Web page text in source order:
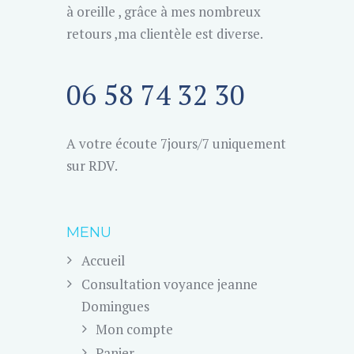
à oreille , grâce à mes nombreux
retours ,ma clientèle est diverse.
06 58 74 32 30
A votre écoute 7jours/7 uniquement
sur RDV.
MENU
Accueil
Consultation voyance jeanne
Domingues
Mon compte